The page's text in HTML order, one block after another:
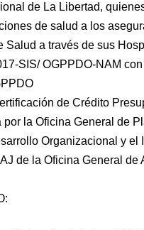
de La Libertad,
de salud a los
Salud a través de sus
SIS/ OGPPDO-NAM
de Crédito
por la Oficina General de
Organizacional y el
de la Oficina General de